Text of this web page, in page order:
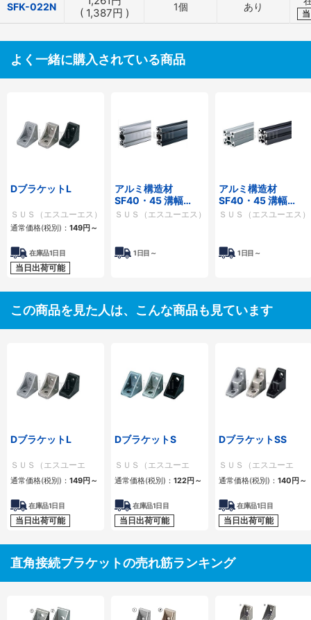
SFK-022N
( 1,387円 ) 1個 あり
よく一緒に購入されている商品
DブラケットL
ＳＵＳ（エスユーエス）
通常価格(税別)： 149円～
在庫品1日目
当日出荷可能
アルミ構造材
SF40・45 溝幅
10mmタイプ SF2-
ＳＵＳ（エスユーエス）
1日目～
アルミ構造材
SF40・45 溝幅
10mmタイプ SF-
ＳＵＳ（エスユーエス）
1日目～
この商品を見た人は、こんな商品も見ています
DブラケットL
ＳＵＳ（エスユーエ
ス）
通常価格(税別)： 149円～
在庫品1日目
当日出荷可能
DブラケットS
ＳＵＳ（エスユーエ
ス）
通常価格(税別)： 122円～
在庫品1日目
当日出荷可能
DブラケットSS
ＳＵＳ（エスユーエ
ス）
通常価格(税別)： 140円～
在庫品1日目
当日出荷可能
直角接続ブラケットの売れ筋ランキング